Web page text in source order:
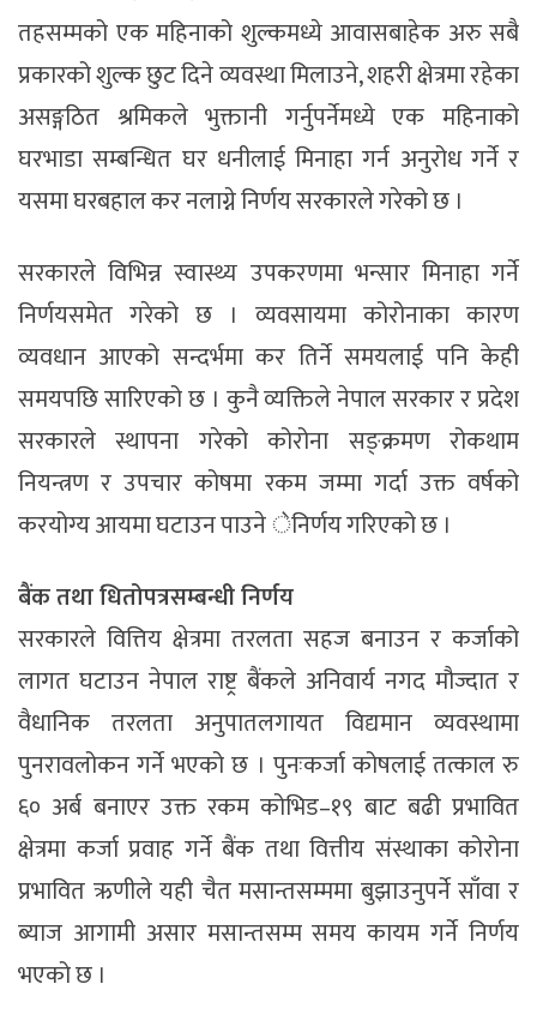
तहसम्मको एक महिनाको शुल्कमध्ये आवासबाहेक अरु सबै
प्रकारको शुल्क छुट दिने व्यवस्था मिलाउने, शहरी क्षेत्रमा रहेका
असङ्गठित श्रमिकले भुक्तानी गर्नुपर्नेमध्ये एक महिनाको
घरभाडा सम्बन्धित घर धनीलाई मिनाहा गर्न अनुरोध गर्ने र
यसमा घरबहाल कर नलाग्ने निर्णय सरकारले गरेको छ ।
सरकारले विभिन्न स्वास्थ्य उपकरणमा भन्सार मिनाहा गर्ने
निर्णयसमेत गरेको छ । व्यवसायमा कोरोनाका कारण
व्यवधान आएको सन्दर्भमा कर तिर्ने समयलाई पनि केही
समयपछि सारिएको छ । कुनै व्यक्तिले नेपाल सरकार र प्रदेश
सरकारले स्थापना गरेको कोरोना सङ्क्रमण रोकथाम
नियन्त्रण र उपचार कोषमा रकम जम्मा गर्दा उक्त वर्षको
करयोग्य आयमा घटाउन पाउने ेनिर्णय गरिएको छ ।
बैंक तथा धितोपत्रसम्बन्धी निर्णय
सरकारले वित्तिय क्षेत्रमा तरलता सहज बनाउन र कर्जाको
लागत घटाउन नेपाल राष्ट्र बैंकले अनिवार्य नगद मौज्दात र
वैधानिक तरलता अनुपातलगायत विद्यमान व्यवस्थामा
पुनरावलोकन गर्ने भएको छ । पुनःकर्जा कोषलाई तत्काल रु
६० अर्ब बनाएर उक्त रकम कोभिड–१९ बाट बढी प्रभावित
क्षेत्रमा कर्जा प्रवाह गर्ने बैंक तथा वित्तीय संस्थाका कोरोना
प्रभावित ऋणीले यही चैत मसान्तसम्ममा बुझाउनुपर्ने साँवा र
ब्याज आगामी असार मसान्तसम्म समय कायम गर्ने निर्णय
भएको छ ।